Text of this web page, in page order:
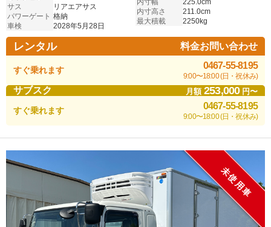
サス
リアエアサス
パワーゲート 格納
車検
2028年5月28日
内寸幅
225.0cm
内寸高さ
211.0cm
最大積載
2250kg
レンタル 料金お問い合わせ
すぐ乗れます 0467-55-8195
9:00〜18:00 (日・祝休み)
サブスク 月額253,000円〜
すぐ乗れます 0467-55-8195
9:00〜18:00 (日・祝休み)
未使用車